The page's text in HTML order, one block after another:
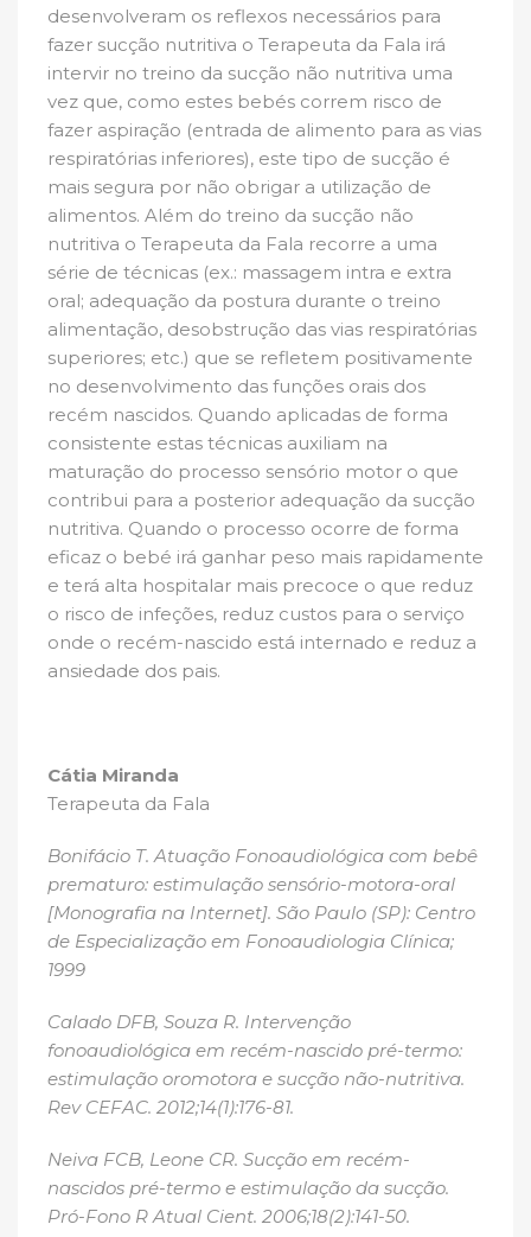
desenvolveram os reflexos necessários para
fazer sucção nutritiva o Terapeuta da Fala irá
intervir no treino da sucção não nutritiva uma
vez que, como estes bebés correm risco de
fazer aspiração (entrada de alimento para as vias
respiratórias inferiores), este tipo de sucção é
mais segura por não obrigar a utilização de
alimentos. Além do treino da sucção não
nutritiva o Terapeuta da Fala recorre a uma
série de técnicas (ex.: massagem intra e extra
oral; adequação da postura durante o treino
alimentação, desobstrução das vias respiratórias
superiores; etc.) que se refletem positivamente
no desenvolvimento das funções orais dos
recém nascidos. Quando aplicadas de forma
consistente estas técnicas auxiliam na
maturação do processo sensório motor o que
contribui para a posterior adequação da sucção
nutritiva. Quando o processo ocorre de forma
eficaz o bebé irá ganhar peso mais rapidamente
e terá alta hospitalar mais precoce o que reduz
o risco de infeções, reduz custos para o serviço
onde o recém-nascido está internado e reduz a
ansiedade dos pais.
Cátia Miranda
Terapeuta da Fala
Bonifácio T. Atuação Fonoaudiológica com bebê
prematuro: estimulação sensório-motora-oral
[Monografia na Internet]. São Paulo (SP): Centro
de Especialização em Fonoaudiologia Clínica;
1999
Calado DFB, Souza R. Intervenção
fonoaudiológica em recém-nascido pré-termo:
estimulação oromotora e sucção não-nutritiva.
Rev CEFAC. 2012;14(1):176-81.
Neiva FCB, Leone CR. Sucção em recém-
nascidos pré-termo e estimulação da sucção.
Pró-Fono R Atual Cient. 2006;18(2):141-50.